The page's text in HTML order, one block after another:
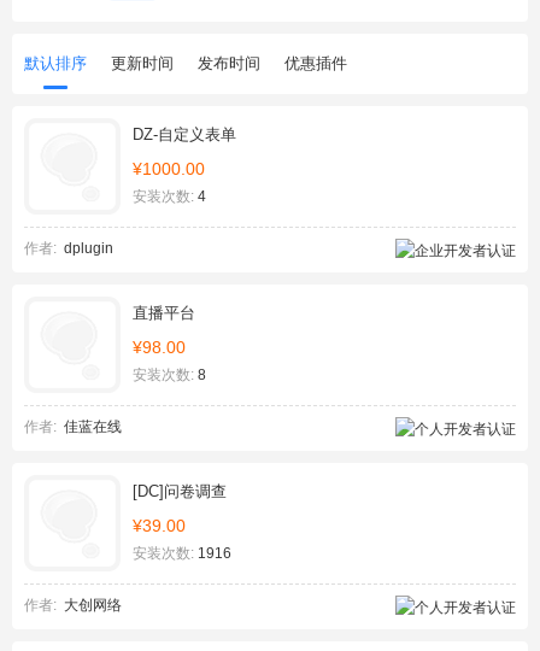
默认排序 更新时间 发布时间 优惠插件
DZ-自定义表单
¥1000.00
安装次数: 4
作者: dplugin
直播平台
¥98.00
安装次数: 8
作者: 佳蓝在线
[DC]问卷调查
¥39.00
安装次数: 1916
作者: 大创网络